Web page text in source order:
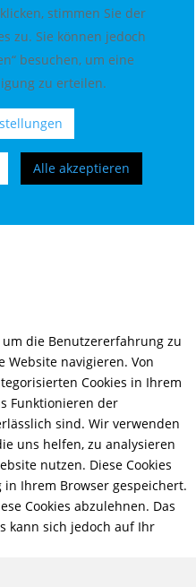
stimmen Sie der
zu. Sie können jedoch
besuchen, um eine
zu erteilen.
Alle akzeptieren
um die Benutzererfahrung zu
Website navigieren. Von
Cookies in Ihrem
Funktionieren der
sind. Wir verwenden
uns helfen, zu analysieren
nutzen. Diese Cookies
Ihrem Browser gespeichert.
Cookies abzulehnen. Das
kann sich jedoch auf Ihr